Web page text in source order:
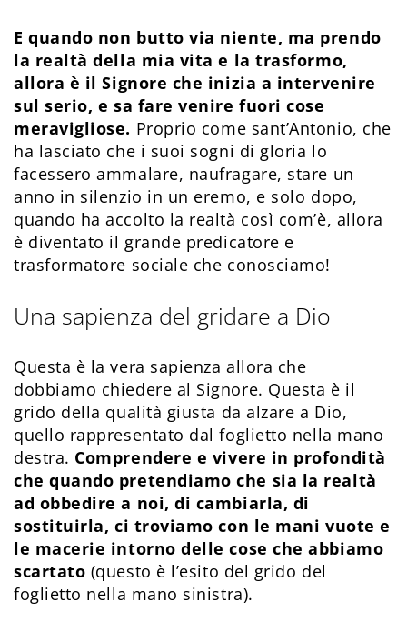
E quando non butto via niente, ma prendo
la realtà della mia vita e la trasformo,
allora è il Signore che inizia a intervenire
sul serio, e sa fare venire fuori cose
meravigliose. Proprio come sant’Antonio, che
ha lasciato che i suoi sogni di gloria lo
facessero ammalare, naufragare, stare un
anno in silenzio in un eremo, e solo dopo,
quando ha accolto la realtà così com’è, allora
è diventato il grande predicatore e
trasformatore sociale che conosciamo!
Una sapienza del gridare a Dio
Questa è la vera sapienza allora che
dobbiamo chiedere al Signore. Questa è il
grido della qualità giusta da alzare a Dio,
quello rappresentato dal foglietto nella mano
destra. Comprendere e vivere in profondità
che quando pretendiamo che sia la realtà
ad obbedire a noi, di cambiarla, di
sostituirla, ci troviamo con le mani vuote e
le macerie intorno delle cose che abbiamo
scartato (questo è l’esito del grido del
foglietto nella mano sinistra).